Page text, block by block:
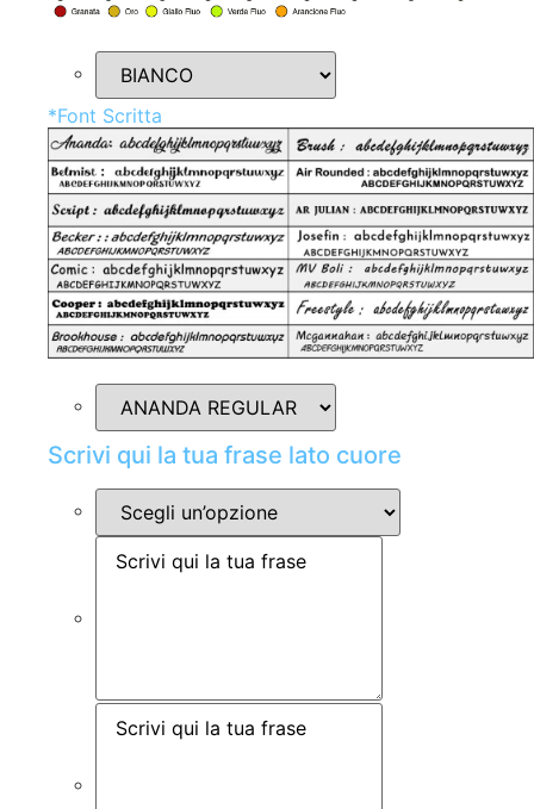
*Font Scritta
Scrivi qui la tua frase lato cuore